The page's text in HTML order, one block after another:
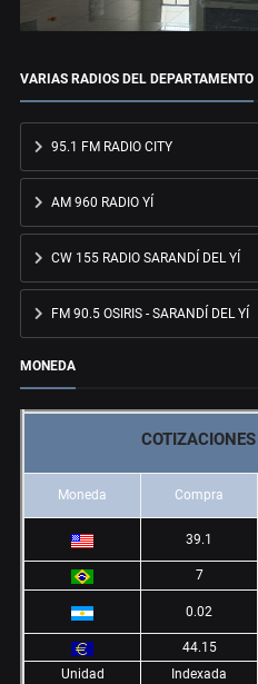
VARIAS RADIOS DEL DEPARTAMENTO
95.1 FM RADIO CITY
AM 960 RADIO YÍ
CW 155 RADIO SARANDÍ DEL YÍ
FM 90.5 OSIRIS - SARANDÍ DEL YÍ
MONEDA
COTIZACIONES
Moneda Compra
39.1
7
0.02
44.15
Unidad
Indexada